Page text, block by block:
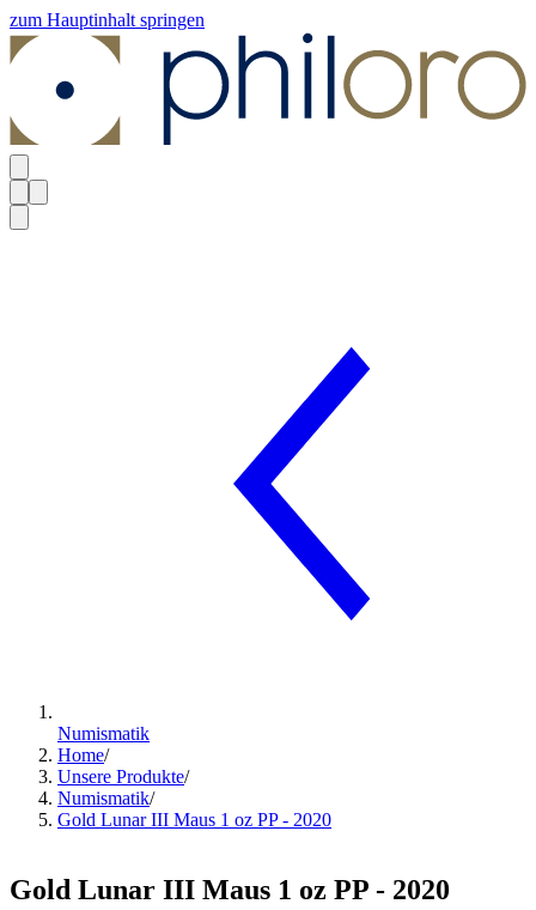
zum Hauptinhalt springen
Numismatik
Home/
Unsere Produkte/
Numismatik/
Gold Lunar III Maus 1 oz PP - 2020
Gold Lunar III Maus 1 oz PP - 2020